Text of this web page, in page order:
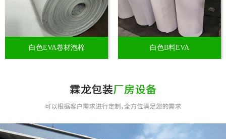
白色EVA卷材泡棉 白色B料EVA